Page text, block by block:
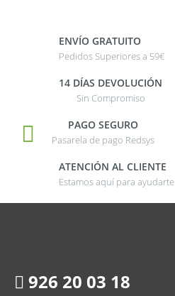
ENVÍO GRATUITO
Pedidos Superiores a 59€
14 DÍAS DEVOLUCIÓN
Sin Compromiso
PAGO SEGURO
Pasarela de pago Redsys
ATENCIÓN AL CLIENTE
Estamos aquí para ayudarte
926 20 03 18